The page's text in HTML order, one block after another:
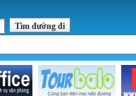
Tìm đường đi